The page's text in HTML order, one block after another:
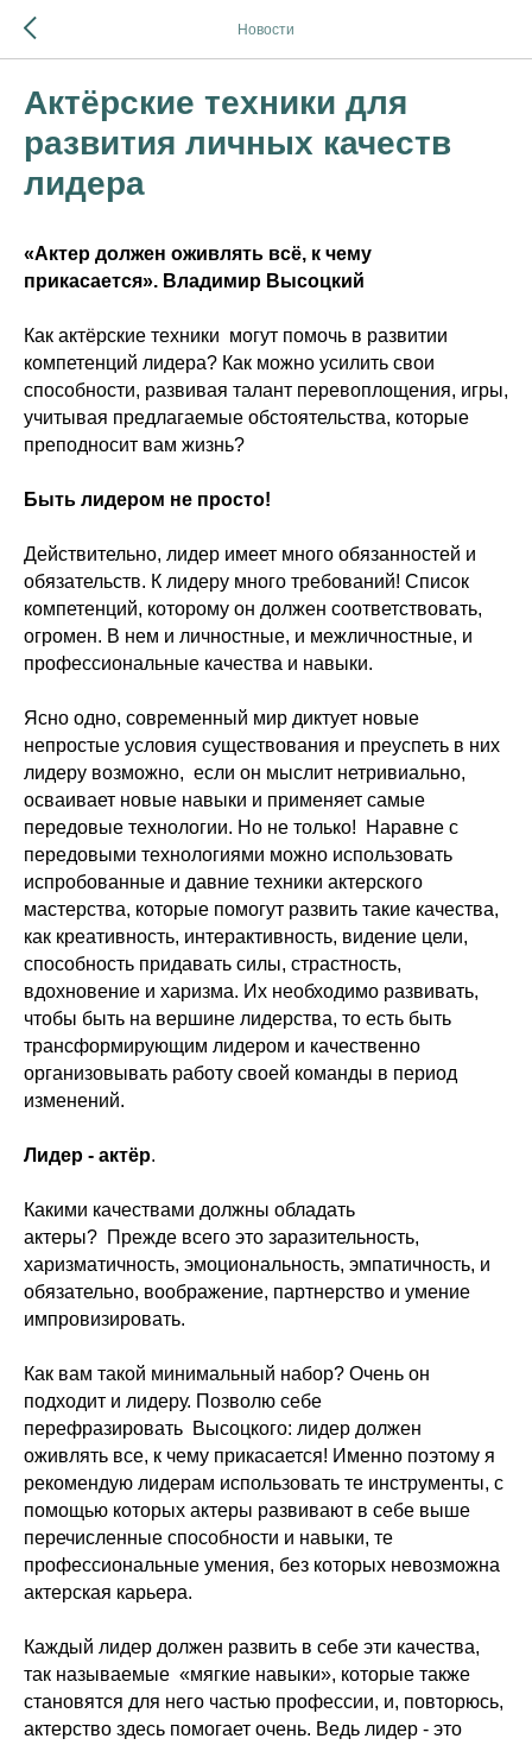
Новости
Актёрские техники для
развития личных качеств
лидера
«Актер должен оживлять всё, к чему
прикасается». Владимир Высоцкий
Как актёрские техники могут помочь в развитии
компетенций лидера? Как можно усилить свои
способности, развивая талант перевоплощения, игры,
учитывая предлагаемые обстоятельства, которые
преподносит вам жизнь?
Быть лидером не просто!
Действительно, лидер имеет много обязанностей и
обязательств. К лидеру много требований! Список
компетенций, которому он должен соответствовать,
огромен. В нем и личностные, и межличностные, и
профессиональные качества и навыки.
Ясно одно, современный мир диктует новые
непростые условия существования и преуспеть в них
лидеру возможно, если он мыслит нетривиально,
осваивает новые навыки и применяет самые
передовые технологии. Но не только! Наравне с
передовыми технологиями можно использовать
испробованные и давние техники актерского
мастерства, которые помогут развить такие качества,
как креативность, интерактивность, видение цели,
способность придавать силы, страстность,
вдохновение и харизма. Их необходимо развивать,
чтобы быть на вершине лидерства, то есть быть
трансформирующим лидером и качественно
организовывать работу своей команды в период
изменений.
Лидер - актёр.
Какими качествами должны обладать
актеры? Прежде всего это заразительность,
харизматичность, эмоциональность, эмпатичность, и
обязательно, воображение, партнерство и умение
импровизировать.
Как вам такой минимальный набор? Очень он
подходит и лидеру. Позволю себе
перефразировать Высоцкого: лидер должен
оживлять все, к чему прикасается! Именно поэтому я
рекомендую лидерам использовать те инструменты, с
помощью которых актеры развивают в себе выше
перечисленные способности и навыки, те
профессиональные умения, без которых невозможна
актерская карьера.
Каждый лидер должен развить в себе эти качества,
так называемые «мягкие навыки», которые также
становятся для него частью профессии, и, повторюсь,
актерство здесь помогает очень. Ведь лидер - это